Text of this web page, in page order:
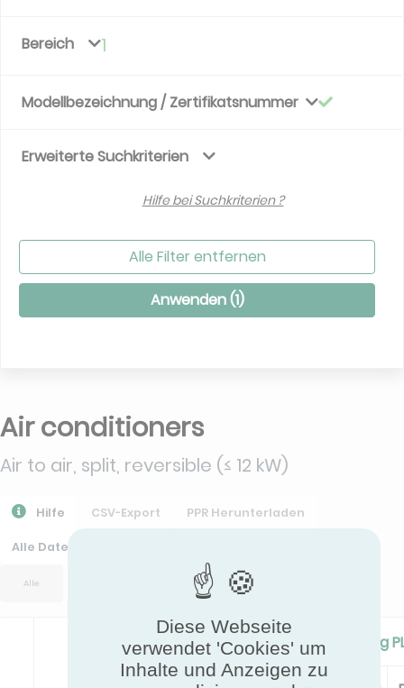
Bereich 1
Modellbezeichnung / Zertifikatsnummer
Erweiterte Suchkriterien
Hilfe bei Suchkriterien ?
Alle Filter entfernen
Anwenden (1)
Air conditioners
Air to air, split, reversible (≤ 12 kW)
Hilfe CSV-Export PPR Herunterladen
Alle Daten Exportieren
Alle
Standard Cooling/Cooling
Diese Webseite
verwendet 'Cookies' um
Inhalte und Anzeigen zu